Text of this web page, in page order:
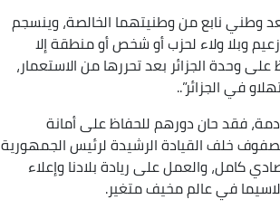
وطني نابع من وطنيتهما الخالصة، وينسجم
وبلا ولاء لحزب أو شخص أو منطقة إلا
وحدة الجزائر بعد تحررها من الاستعمار،
في الجزائر”..
فقد حان دورهم للحفاظ على أمانة
خلف القيادة الرشيدة لرئيس الجمهورية
كامل، والعمل على ريادة بلادنا وإعلاء
في عالم مخيف متغير.